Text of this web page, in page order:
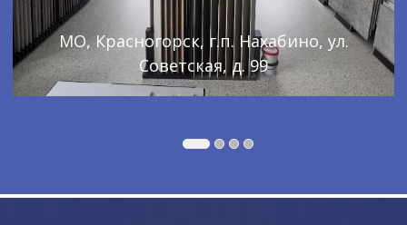
МО, Красногорск, г.п. Нахабино, ул.
Советская, д. 99